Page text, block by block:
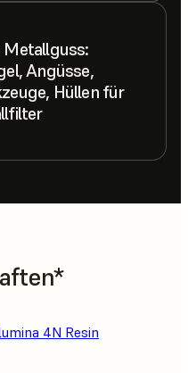
Angüsse,
Hüllen für
4N Resin